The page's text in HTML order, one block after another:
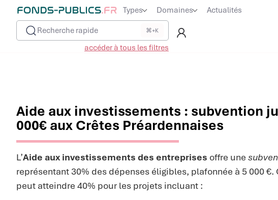
Types Domaines
Actualités
Recherche rapide
⌘+K
accéder à tous les filtres
Aide aux investissements : subvention
000€ aux Crêtes Préardennaises
L’Aide aux investissements des entreprises offre une
représentant 30% des dépenses éligibles, plafonnée à 5 000
peut atteindre 40% pour les projets incluant :